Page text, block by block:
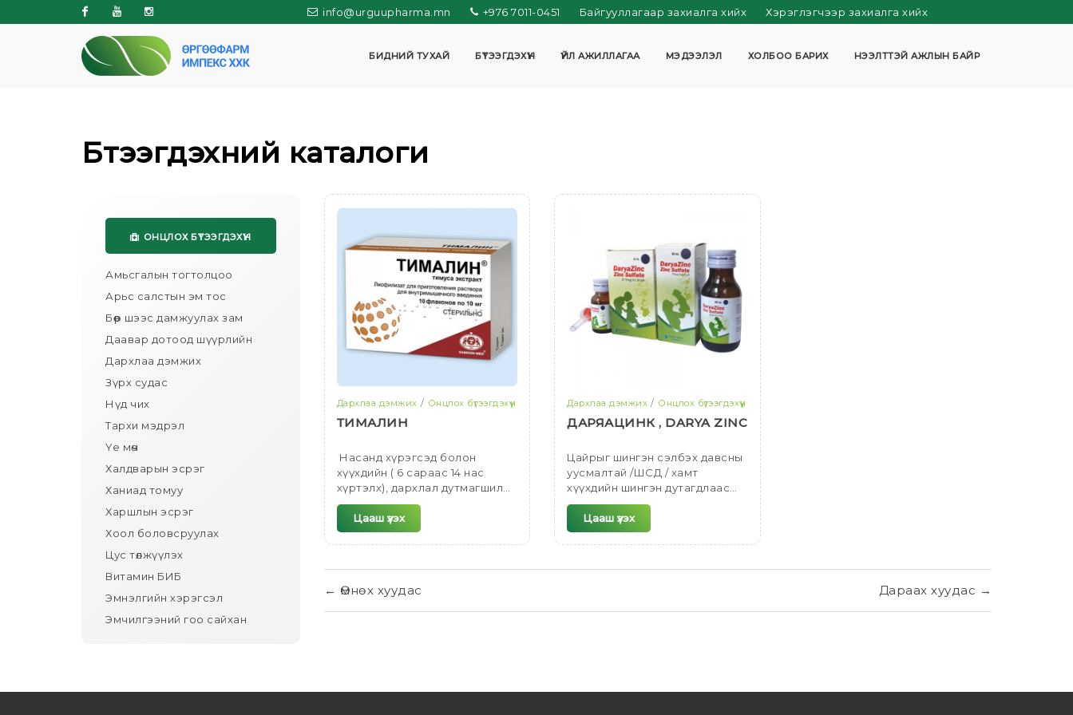
Facebook
YoutubeInstagram
info@urguupharma.mn +976 7011-0451 Байгууллагаар захиалга хийх Хэрэглэгчээр захиалга хийх
БИДНИЙ ТУХАЙ БҮТЭЭГДЭХҮҮН ҮЙЛ АЖИЛЛАГАА МЭДЭЭЛЭЛ ХОЛБОО БАРИХ НЭЭЛТТЭЙ АЖЛЫН БАЙР
Бүтээгдэхүүний каталоги
Амьсгалын тогтолцоо
Арьс салстын эм тос
Бөөр шээс дамжуулах зам
Даавар дотоод шүүрлийн
Дархлаа дэмжих
Зүрх судас
Нүд чих
Тархи мэдрэл
Үе мөч
Халдварын эсрэг
Ханиад томуу
Харшлын эсрэг
Хоол боловсруулах
Цус төлжүүлэх
Витамин БИБ
Эмнэлгийн хэрэгсэл
Эмчилгээний гоо сайхан
ОНЦЛОХ БҮТЭЭГДЭХҮҮН
Дархлаа дэмжих Онцлох бүтээгдэхүүн
ТИМАЛИН
Насанд хүрэгсэд болон
хүүхдийн ( 6 сараас 14 нас
хүртэлх), дархлал дутмагшил
бүхий дараах тохиолдлуудад
хэрэглэнэ.
Цааш үзэх
Дархлаа дэмжих Онцлох бүтээгдэхүүн
ДАРЯАЦИНК , DARYA ZINC
Цайрыг шингэн сэлбэх давсны
уусмалтай /ШСД / хамт
хүүхдийн шингэн дутагдлаас
урьдчилан сэргийлэх болон
биеийн шингэнийг сэлбэх ,
суулгалтыг намдаах
эмчилгээнд хэрэглэнэ.
Цааш үзэх
← Өмнөх хуудас Дараах хуудас →